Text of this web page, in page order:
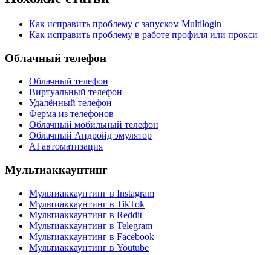
Как исправить проблему с запуском Multilogin
Как исправить проблему в работе профиля или прокси
Облачный телефон
Облачный телефон
Виртуальный телефон
Удалённый телефон
Ферма из телефонов
Облачный мобильный телефон
Облачный Андройд эмулятор
AI автоматизация
Мультиаккаунтинг
Мультиаккаунтинг в Instagram
Мультиаккаунтинг в TikTok
Мультиаккаунтинг в Reddit
Мультиаккаунтинг в Telegram
Мультиаккаунтинг в Facebook
Мультиаккаунтинг в Youtube